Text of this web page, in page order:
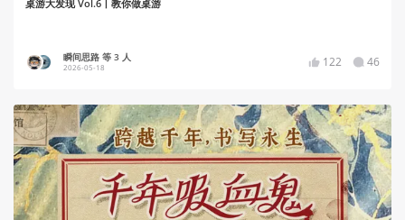
桌游大发现 Vol.6丨教你做桌游
瞬间思路 等 3 人
2026-05-18 122 46